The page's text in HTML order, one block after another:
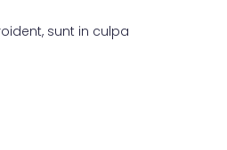
sunt in culpa